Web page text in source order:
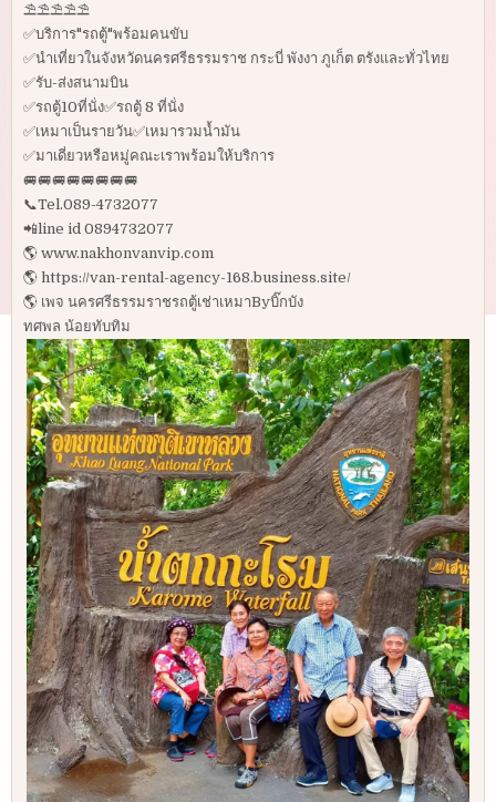
⛱⛱⛱⛱⛱
✅บริการ"รถตู้"พร้อมคนขับ
✅นำเที่ยวในจังหวัดนครศรีธรรมราช กระบี่ พังงา ภูเก็ต ตรังและทั่วไทย
✅รับ-ส่งสนามบิน
✅รถตู้10ที่นั่ง✅รถตู้ 8 ที่นั่ง
✅เหมาเป็นรายวัน✅เหมารวมน้ำมัน
✅มาเดี่ยวหรือหมู่คณะเราพร้อมให้บริการ
🚐🚐🚐🚐🚐🚐🚐🚐
📞Tel.089-4732077
📲line id 0894732077
🌎 www.nakhonvanvip.com
🌎 https://van-rental-agency-168.business.site/
🌎 เพจ นครศรีธรรมราชรถตู้เช่าเหมาByบิ๊กบัง
ทศพล น้อยทับทิม